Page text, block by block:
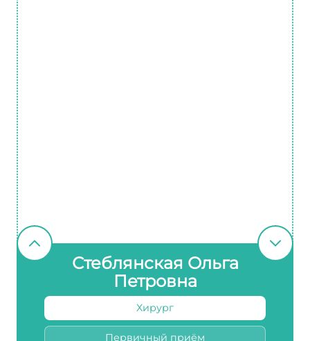
Стеблянская Ольга
Петровна
Хирург
Первичный приём